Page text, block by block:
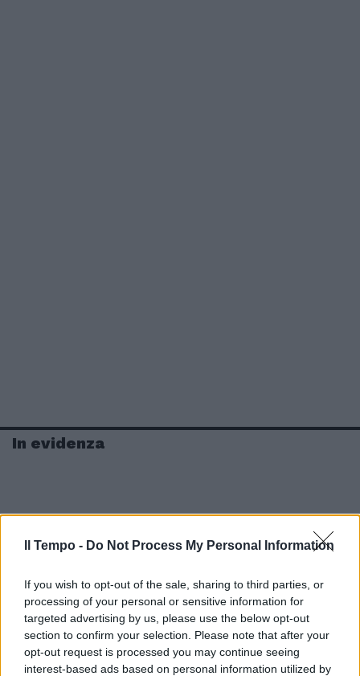
Il Tempo - Do Not Process My Personal Information
If you wish to opt-out of the sale, sharing to third parties, or
processing of your personal or sensitive information for
targeted advertising by us, please use the below opt-out
section to confirm your selection. Please note that after your
opt-out request is processed you may continue seeing
interest-based ads based on personal information utilized by
In evidenza